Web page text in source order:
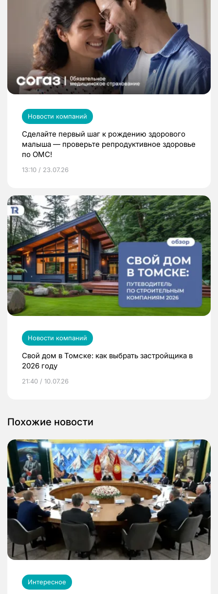
Новости компаний
Сделайте первый шаг к рождению здорового
малыша — проверьте репродуктивное здоровье
по ОМС!
13:10 / 23.07.26
Новости компаний
Свой дом в Томске: как выбрать застройщика в
2026 году
21:40 / 10.07.26
Похожие новости
Интересное